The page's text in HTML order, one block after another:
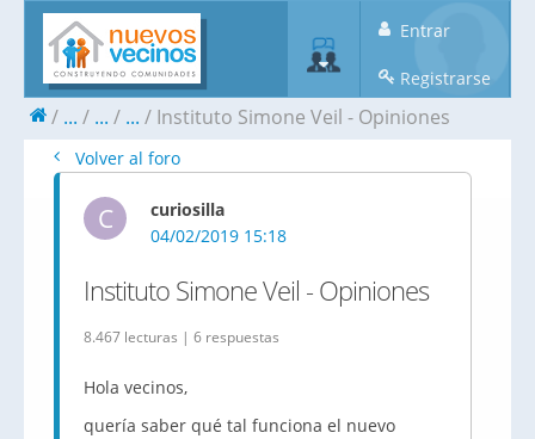
Entrar
Registrarse
... ... ... Instituto Simone Veil - Opiniones
Volver al foro
C
curiosilla
04/02/2019 15:18
Instituto Simone Veil - Opiniones
8.467 lecturas | 6 respuestas
Hola vecinos,
quería saber qué tal funciona el nuevo